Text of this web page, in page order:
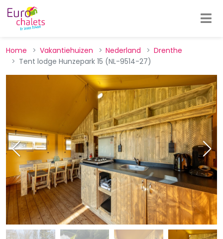
Home Vakantiehuizen Nederland
Drenthe
Tent lodge Hunzepark 15 (NL-9514-27)